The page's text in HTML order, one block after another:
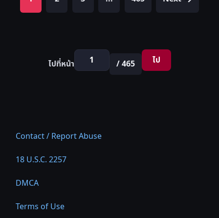
ไปที่หน้า / 465 ไป
Contact / Report Abuse
18 U.S.C. 2257
DMCA
Terms of Use